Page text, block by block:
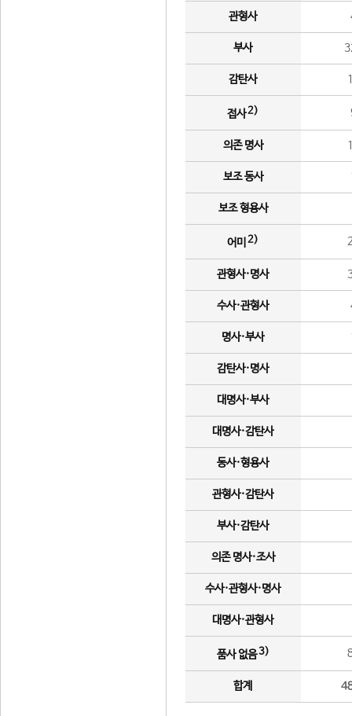
관형사
부사
감탄사
접사2)
의존 명사
보조 동사
보조 형용사
어미 2)
관형사·명사
수사·관형사
명사·부사
감탄사·명사
대명사·부사
대명사·감탄사
동사·형용사
관형사·감탄사
부사·감탄사
의존 명사·조사
수사·관형사·명사
대명사·관형사
품사 없음3)
합계